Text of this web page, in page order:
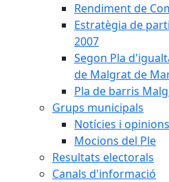
Rendiment de
Estratègia de
2007
Segon Pla
de Malgrat de
Pla de barris
Grups municipals
Notícies i
Mocions del Ple
Resultats electorals
Canals d'informació